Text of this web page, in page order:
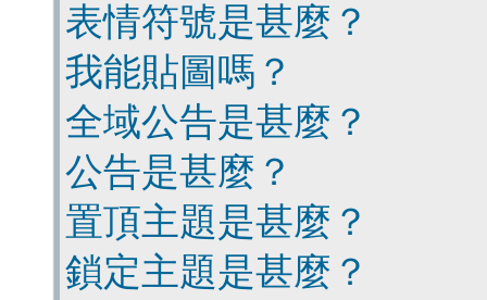
表情符號是甚麼？
我能貼圖嗎？
全域公告是甚麼？
公告是甚麼？
置頂主題是甚麼？
鎖定主題是甚麼？